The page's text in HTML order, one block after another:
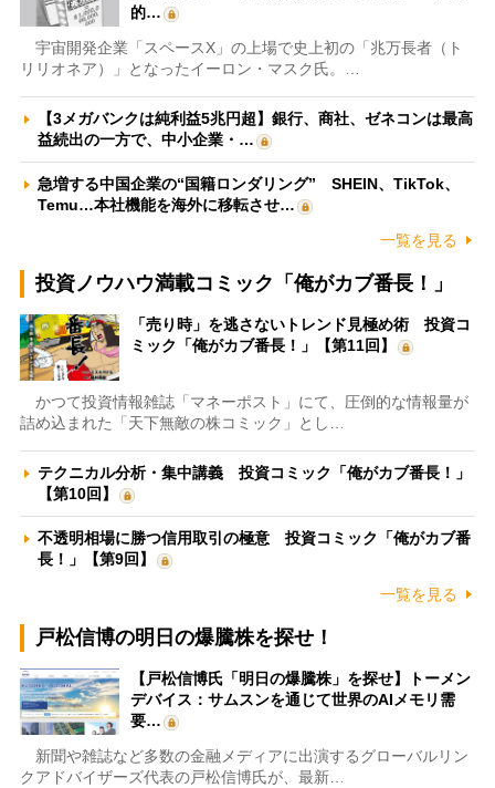
的…
宇宙開発企業「スペースX」の上場で史上初の「兆万長者（ト
リリオネア）」となったイーロン・マスク氏。…
【3メガバンクは純利益5兆円超】銀行、商社、ゼネコンは最高
益続出の一方で、中小企業・…
急増する中国企業の“国籍ロンダリング” SHEIN、TikTok、
Temu…本社機能を海外に移転させ…
一覧を見る
投資ノウハウ満載コミック「俺がカブ番長！」
「売り時」を逃さないトレンド見極め術 投資コ
ミック「俺がカブ番長！」【第11回】
かつて投資情報雑誌「マネーポスト」にて、圧倒的な情報量が
詰め込まれた「天下無敵の株コミック」とし…
テクニカル分析・集中講義 投資コミック「俺がカブ番長！」
【第10回】
不透明相場に勝つ信用取引の極意 投資コミック「俺がカブ番
長！」【第9回】
一覧を見る
戸松信博の明日の爆騰株を探せ！
【戸松信博氏「明日の爆騰株」を探せ】トーメン
デバイス：サムスンを通じて世界のAIメモリ需
要…
新聞や雑誌など多数の金融メディアに出演するグローバルリン
クアドバイザーズ代表の戸松信博氏が、最新…